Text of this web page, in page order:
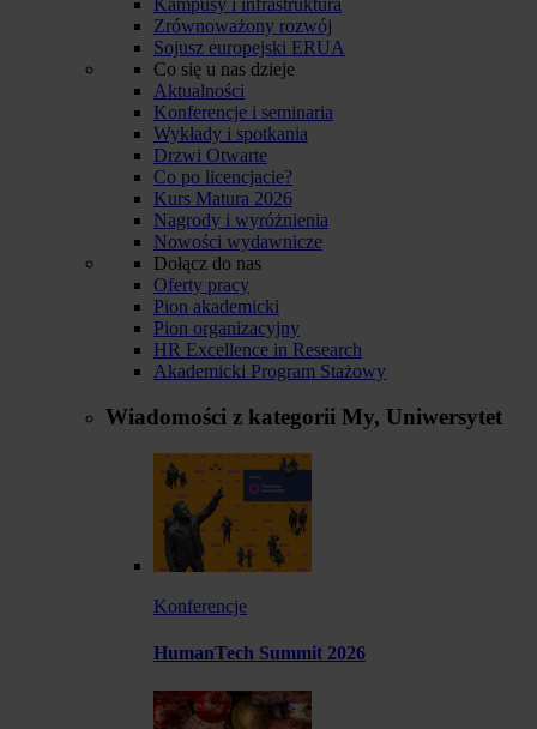
Zrównoważony rozwój
Sojusz europejski ERUA
Co się u nas dzieje
Aktualności
Konferencje i seminaria
Wykłady i spotkania
Drzwi Otwarte
Co po licencjacie?
Kurs Matura 2026
Nagrody i wyróżnienia
Nowości wydawnicze
Dołącz do nas
Oferty pracy
Pion akademicki
Pion organizacyjny
HR Excellence in Research
Akademicki Program Stażowy
Wiadomości z kategorii My, Uniwersytet
Konferencje
HumanTech Summit 2026